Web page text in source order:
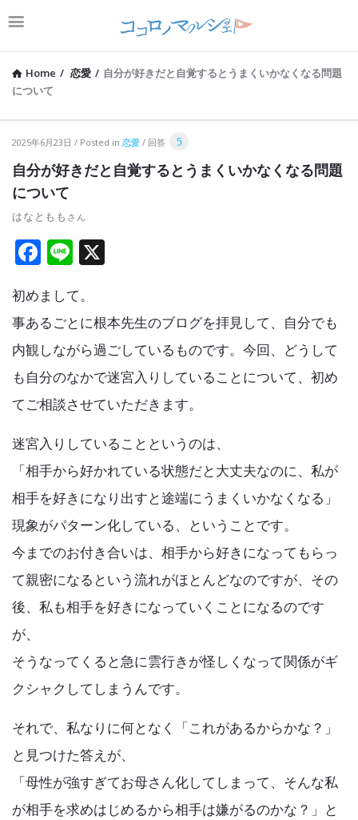
Home / 恋愛 / 自分が好きだと自覚するとうまくいかなくなる問題
について
コ
コ
ロ
ノ
マ
ル
シ
ェ
Latest
Articles
2025年6月23日 Posted in 恋愛 回答 5
自分が好きだと自覚するとうまくいかなくなる問題
について
はなともも
F
ce
b
o
o
k
Li
e
初めまして。
事あるごとに根本先生のブログを拝見して、自分でも
内観しながら過ごしているものです。今回、どうして
も自分のなかで迷宮入りしていることについて、初め
てご相談させていただきます。
迷宮入りしていることというのは、
「相手から好かれている状態だと大丈夫なのに、私が
相手を好きになり出すと途端にうまくいかなくなる」
現象がパターン化している、ということです。
今までのお付き合いは、相手から好きになってもらっ
て親密になるという流れがほとんどなのですが、その
後、私も相手を好きになっていくことになるのです
が、
そうなってくると急に雲行きが怪しくなって関係がギ
クシャクしてしまうんです。
それで、私なりに何となく「これがあるからかな？」
と見つけた答えが、
「母性が強すぎてお母さん化してしまって、そんな私
が相手を求めはじめるから相手は嫌がるのかな？」と